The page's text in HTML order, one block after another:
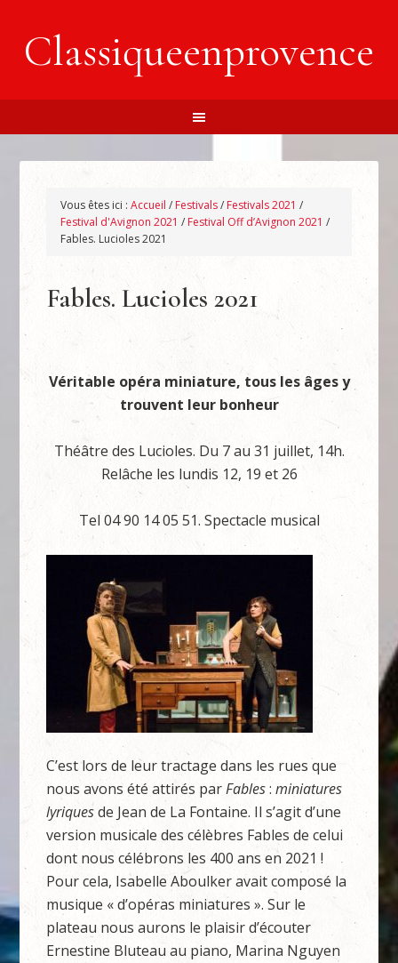
Classiqueenprovence
Vous êtes ici :Accueil / Festivals/ Festivals 2021 /
Festival d'Avignon 2021 / Festival Off d’Avignon 2021 /
Fables. Lucioles 2021
Fables. Lucioles 2021
Véritable opéra miniature, tous les âges y
trouvent leur bonheur
Théâtre des Lucioles. Du 7 au 31 juillet, 14h.
Relâche les lundis 12, 19 et 26
Tel 04 90 14 05 51. Spectacle musical
C’est lors de leur tractage dans les rues que
nous avons été attirés parFables:miniatures
lyriquesde Jean de La Fontaine. Il s’agit d’une
version musicale des célèbres Fables de celui
dont nous célébrons les 400 ans en 2021 !
Pour cela, Isabelle Aboulker avait composé la
musique « d’opéras miniatures ». Sur le
plateau nous aurons le plaisir d’écouter
Ernestine Bluteau au piano, Marina Nguyen